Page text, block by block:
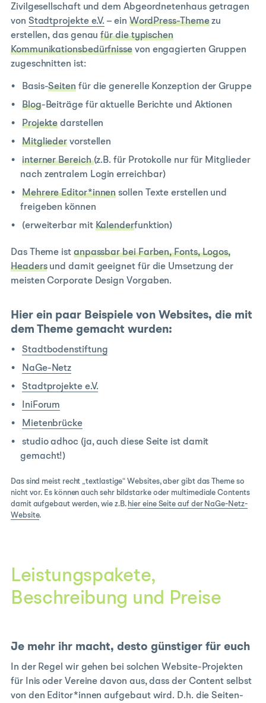
Zivilgesellschaft und dem Abgeordnetenhaus getragen
von Stadtprojekte e.V. – ein WordPress-Themezu
erstellen, das genaufür die typischen
Kommunikationsbedürfnisse von engagierten Gruppen
zugeschnitten ist:
Basis-Seitenfür die generelle Konzeption der Gruppe
Blog-Beiträge für aktuelle Berichte und Aktionen
Projekte darstellen
Mitglieder vorstellen
interner Bereich(z.B. für Protokolle nur für Mitglieder
nach zentralem Login erreichbar)
Mehrere Editor*innen sollen Texte erstellen und
freigeben können
(erweiterbar mit Kalenderfunktion)
Das Theme ist anpassbar bei Farben, Fonts, Logos,
Headersund damit geeignet für die Umsetzung der
meisten Corporate Design Vorgaben.
Hier ein paar Beispiele von Websites, die mit
dem Theme gemacht wurden:
Stadtbodenstiftung
NaGe-Netz
Stadtprojekte e.V.
IniForum
Mietenbrücke
studio adhoc (ja, auch diese Seite ist damit
gemacht!)
Das sind meist recht „textlastige“ Websites, aber gibt das Theme so
nicht vor. Es können auch sehr bildstarke oder multimediale Contents
damit aufgebaut werden, wie z.B. hier eine Seite auf der NaGe-Netz-
Website.
Leistungspakete,
Beschreibung und Preise
Je mehr ihr macht, desto günstiger für euch
In der Regel wir gehen bei solchen Website-Projekten
für Inis oder Vereine davon aus, dass der Content selbst
von den Editor*innen aufgebaut wird. D.h. die Seiten-